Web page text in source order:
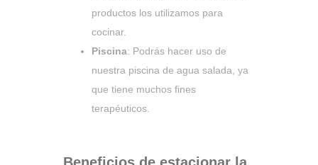
productos los utilizamos para
cocinar.
Piscina: Podrás hacer uso de
nuestra piscina de agua salada, ya
que tiene muchos fines
terapéuticos.
Beneficios de estacionar la